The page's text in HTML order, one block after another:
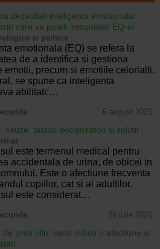
dezvoltati inteligenta emotionala:
care va puteti imbunatati EQ-ul
si psihice
emotionala (EQ) se refera la
de a identifica si gestiona
emotii, precum si emotiile celorlalti.
se spune ca inteligenta
abilitati:…
6 august 2026
cauze, factori declansatori si solutii
este termenul medical pentru
accidentala de urina, de obicei in
Este o afectiune frecventa
copiilor, cat si al adultilor.
este considerat…
28 iulie 2026
de prea plin: cand indica o afectiune si